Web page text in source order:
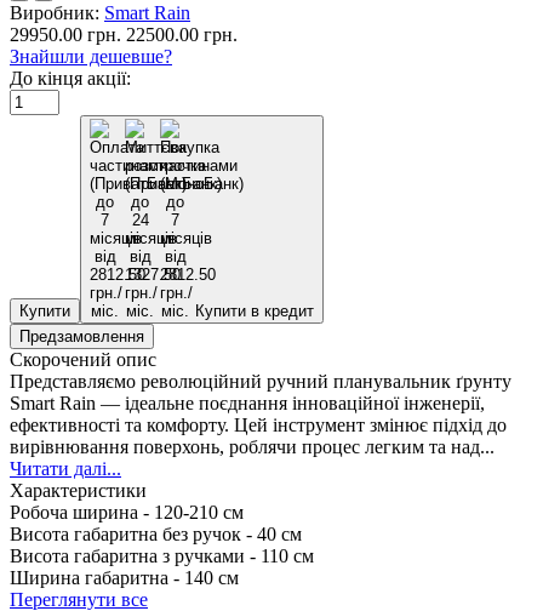
Виробник: Smart Rain
29950.00 грн. 22500.00 грн.
Знайшли дешевше?
До кінця акції:
Купити
Купити в кредит
Предзамовлення
Скорочений опис
Представляємо революційний ручний планувальник ґрунту
Smart Rain — ідеальне поєднання інноваційної інженерії,
ефективності та комфорту. Цей інструмент змінює підхід до
вирівнювання поверхонь, роблячи процес легким та над...
Читати далі...
Характеристики
Робоча ширина - 120-210 см
Висота габаритна без ручок - 40 см
Висота габаритна з ручками - 110 см
Ширина габаритна - 140 см
Переглянути все